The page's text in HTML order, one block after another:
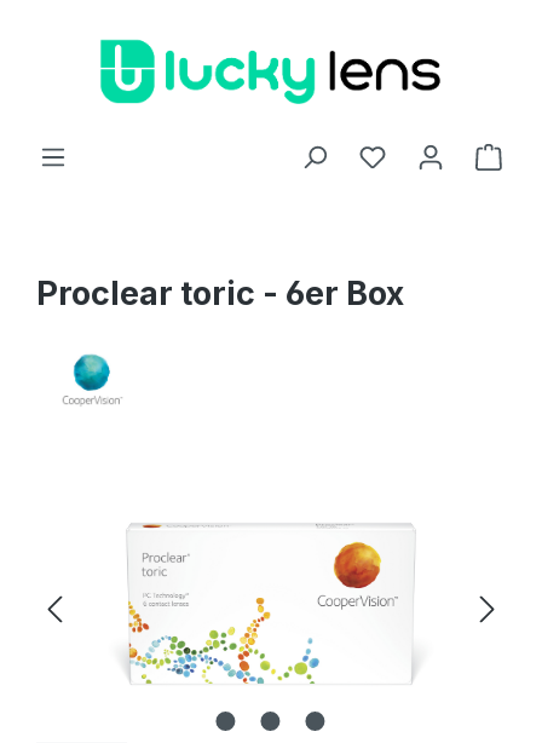
Proclear toric - 6er Box